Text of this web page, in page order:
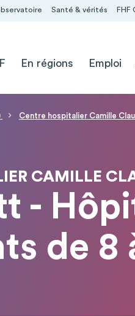
Santé & vérités FHF
En régions Emploi
Centre hospitalier Camille
CAMILLE
-
de 8